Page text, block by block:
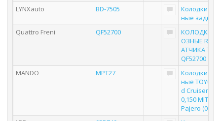
LYNXauto
BD-7505
Колодки
ные задние
Quattro Freni
QF52700
КОЛОДКИ
ОЗНЫЕ RR
АТЧИКА
QF52700
MANDO
MPT27
Колодки
ные
d Cruiser
0,150
Pajero (07-)